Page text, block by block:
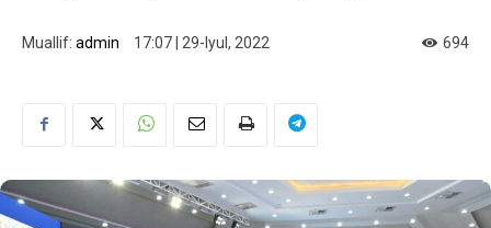
Muallif: admin 17:07 | 29-Iyul, 2022 694